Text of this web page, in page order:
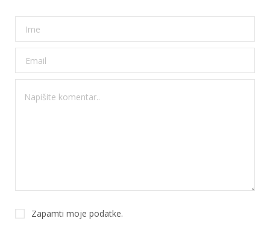
Zapamti moje podatke.